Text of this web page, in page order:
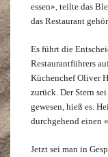
essen», teilte das
das Restaurant
Es führt die
Restaurantführers
Küchenchef Oliver
zurück. Der Stern
gewesen, hieß es.
durchgehend einen
Jetzt sei man in